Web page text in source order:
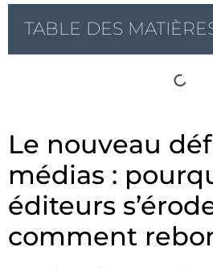
TABLE DES
Le nouveau
médias :
éditeurs
comment